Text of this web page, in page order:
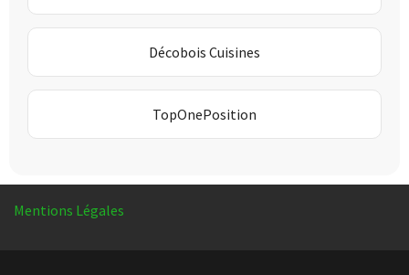
Décobois Cuisines
TopOnePosition
Mentions Légales